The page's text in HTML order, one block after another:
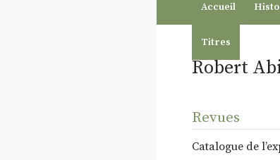
Accueil
Titres
Robert
Revues
Catalogue de